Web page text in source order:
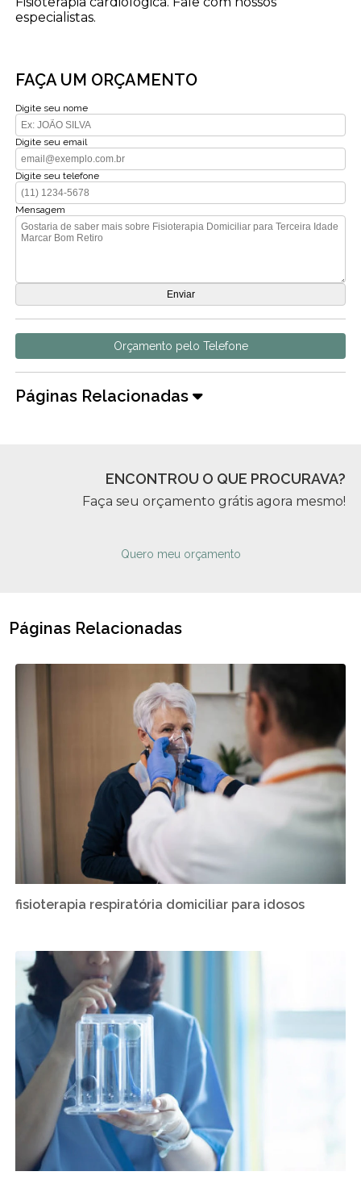
especialistas.
FAÇA UM ORÇAMENTO
Digite seu nome
Digite seu email
Digite seu telefone
Mensagem
Orçamento pelo Telefone
Páginas Relacionadas
ENCONTROU O QUE PROCURAVA?
Faça seu orçamento grátis agora mesmo!
Quero meu orçamento
Páginas Relacionadas
fisioterapia respiratória domiciliar para idosos